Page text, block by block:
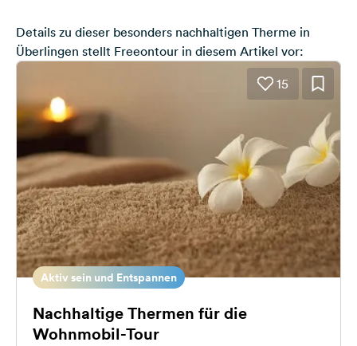
Details zu dieser besonders nachhaltigen Therme in
Überlingen stellt Freeontour in diesem Artikel vor:
15
Aktiv sein und Entspannen
Nachhaltige Thermen für die
Wohnmobil-Tour